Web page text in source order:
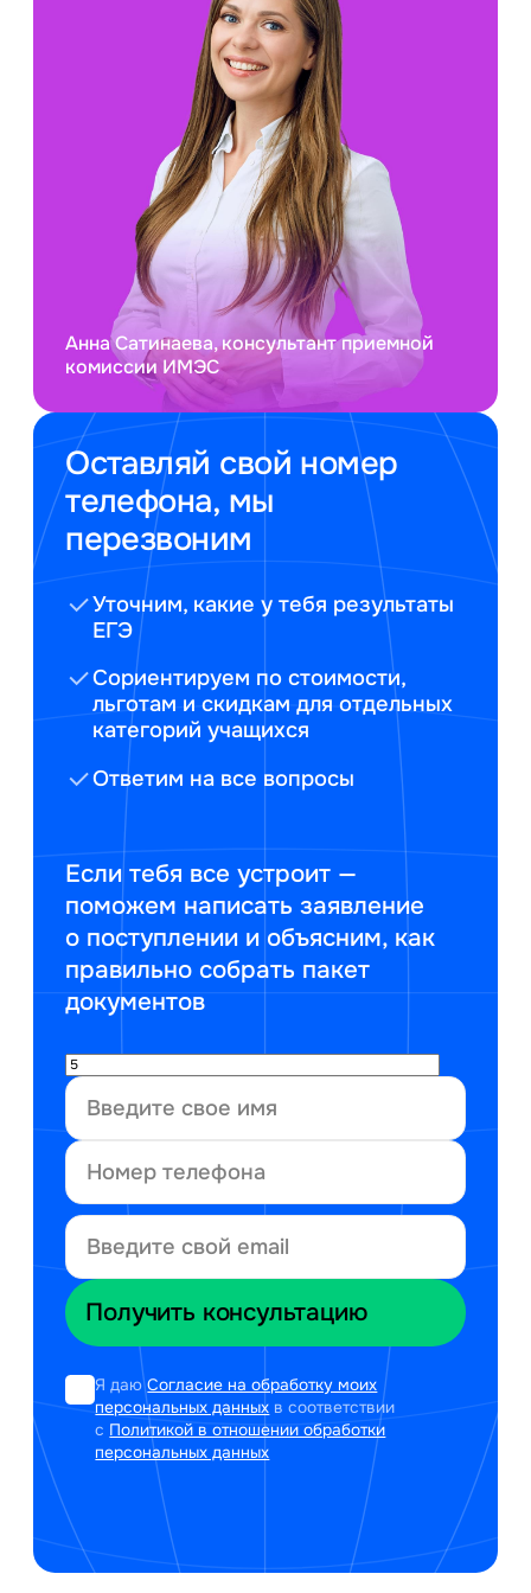
Оставляй свой номер
телефона, мы
перезвоним
Уточним, какие у тебя результаты
ЕГЭ
Сориентируем по стоимости,
льготам и скидкам для отдельных
категорий учащихся
Ответим на все вопросы
Если тебя все устроит —
поможем написать заявление
о поступлении и объясним, как
правильно собрать пакет
документов
Я даюСогласие на обработку моих
персональных данных в соответствии
с Политикой в отношении обработки
персональных данных
Анна Сатинаева, консультант приемной
комиссии ИМЭС